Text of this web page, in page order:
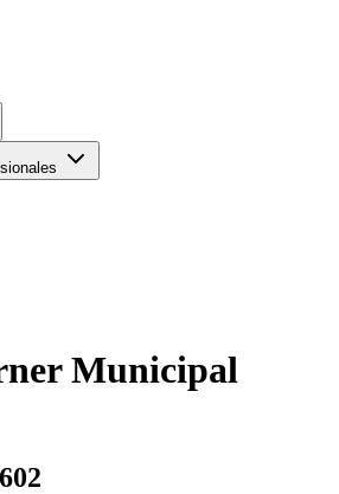
Municipal